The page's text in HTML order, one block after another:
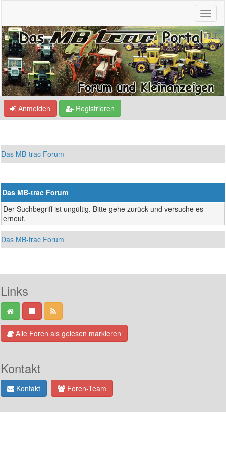
Anmelden Registrieren
Das MB-trac Forum
Das MB-trac Forum
Der Suchbegriff ist ungültig. Bitte gehe zurück und versuche es
erneut.
Das MB-trac Forum
Links
Alle Foren als gelesen markieren
Kontakt
Kontakt Foren-Team